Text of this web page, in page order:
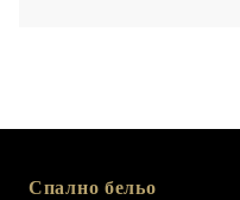
Спално бельо